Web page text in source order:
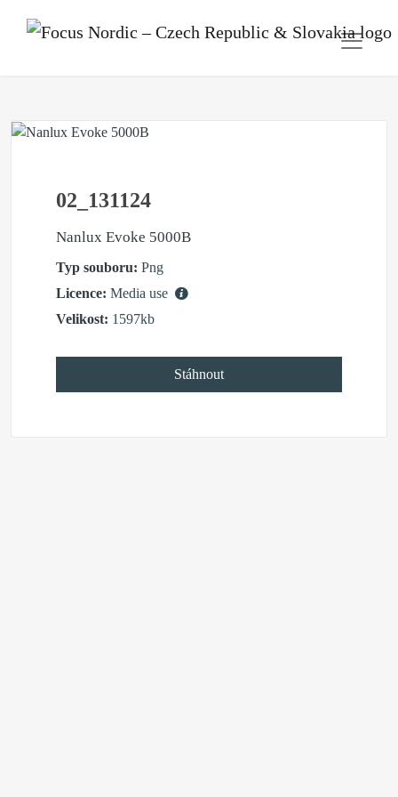
02_131124
Nanlux Evoke 5000B
Typ souboru: Png
Licence: Media use
Velikost: 1597kb
Stáhnout